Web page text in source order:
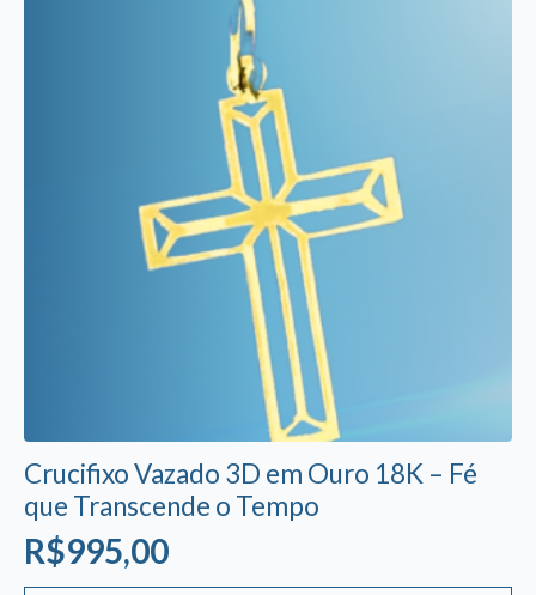
Crucifixo Vazado 3D em Ouro 18K – Fé
que Transcende o Tempo
R$995,00